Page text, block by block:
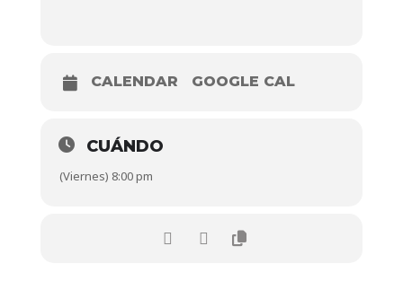
CALENDAR GOOGLE CAL
CUÁNDO
(Viernes) 8:00 pm